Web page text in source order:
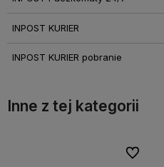
INPOST KURIER
INPOST KURIER pobranie
Inne z tej kategorii
Do
Do